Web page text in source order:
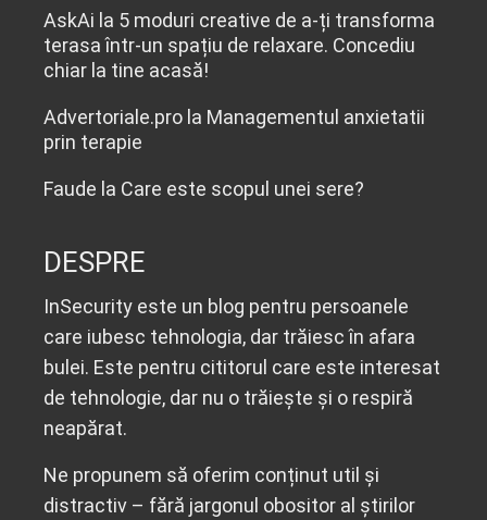
AskAi la 5 moduri creative de a-ți transforma
terasa într-un spațiu de relaxare. Concediu
chiar la tine acasă!
Advertoriale.pro la Managementul anxietatii
prin terapie
Faude la Care este scopul unei sere?
DESPRE
InSecurity este un blog pentru persoanele
care iubesc tehnologia, dar trăiesc în afara
bulei. Este pentru cititorul care este interesat
de tehnologie, dar nu o trăiește și o respiră
neapărat.
Ne propunem să oferim conținut util și
distractiv – fără jargonul obositor al știrilor